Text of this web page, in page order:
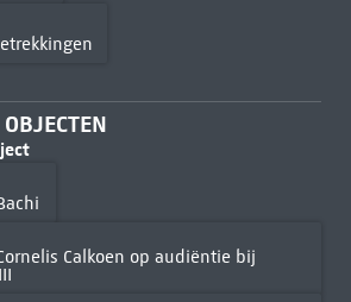
Calkoen op audiëntie bij